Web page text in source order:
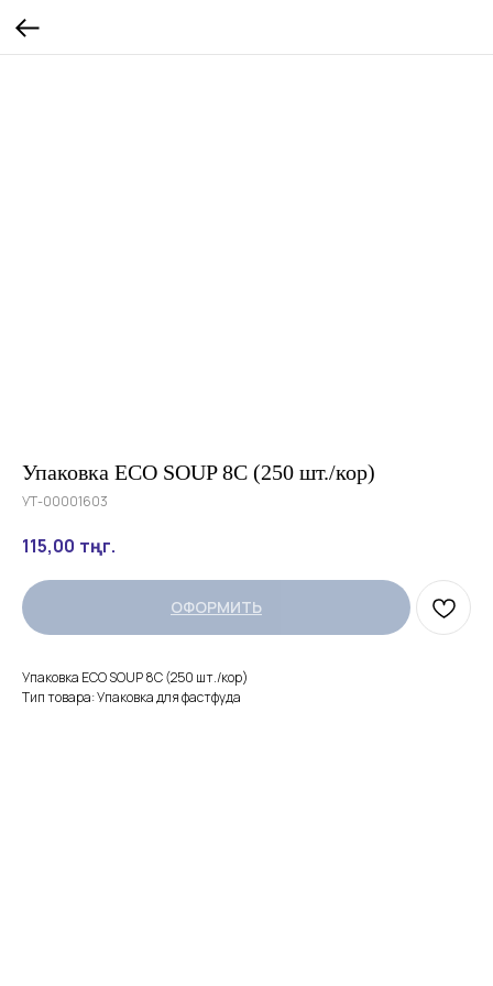
Упаковка ECO SOUP 8C (250 шт./кор)
УТ-00001603
115,00 тңг.
ОФОРМИТЬ
Упаковка ECO SOUP 8C (250 шт./кор)
Тип товара: Упаковка для фастфуда